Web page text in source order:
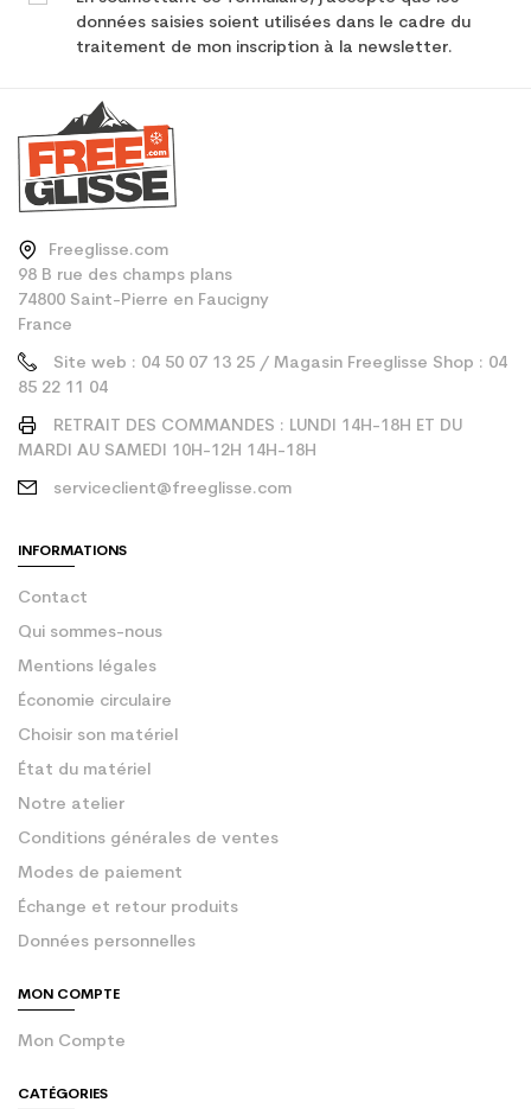
données saisies soient utilisées dans le cadre du
traitement de mon inscription à la newsletter.
Freeglisse.com
98 B rue des champs plans
74800 Saint-Pierre en Faucigny
France
Site web : 04 50 07 13 25 / Magasin Freeglisse Shop : 04
85 22 11 04
RETRAIT DES COMMANDES : LUNDI 14H-18H ET DU
MARDI AU SAMEDI 10H-12H 14H-18H
serviceclient@freeglisse.com
INFORMATIONS
Contact
Qui sommes-nous
Mentions légales
Économie circulaire
Choisir son matériel
État du matériel
Notre atelier
Conditions générales de ventes
Modes de paiement
Échange et retour produits
Données personnelles
MON COMPTE
Mon Compte
CATÉGORIES